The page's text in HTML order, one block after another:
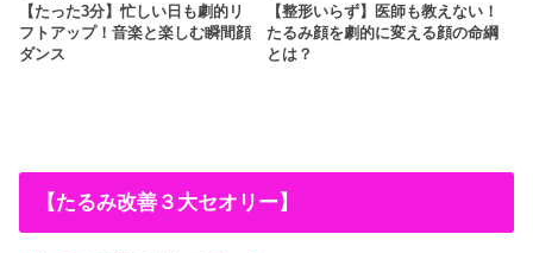
【たった3分】忙しい日も劇的リ
フトアップ！音楽と楽しむ瞬間顔
ダンス
【整形いらず】医師も教えない！
たるみ顔を劇的に変える顔の命綱
とは？
【たるみ改善３大セオリー】